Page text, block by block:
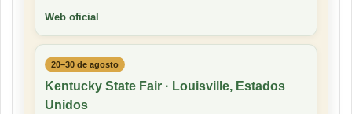
Web oficial
20–30 de agosto
Kentucky State Fair · Louisville, Estados
Unidos